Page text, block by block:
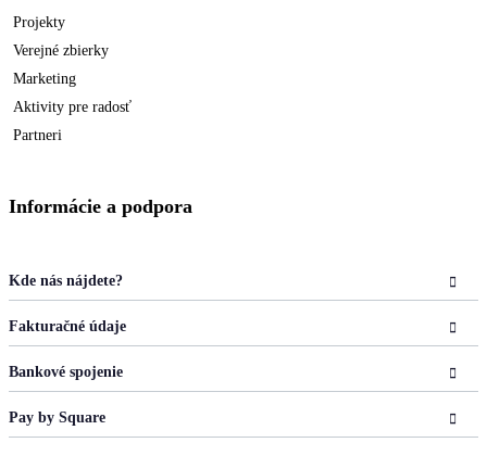
Projekty
Verejné zbierky
Marketing
Aktivity pre radosť
Partneri
Informácie a podpora
Kde nás nájdete?
Fakturačné údaje
Bankové spojenie
Pay by Square